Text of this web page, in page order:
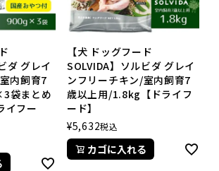
ダ グレイ
内飼育7
袋まとめ
イフー
【犬 ドッグフード
SOLVIDA】ソルビダ グレイ
ンフリーチキン/室内飼育7
歳以上用/1.8kg【ドライフ
ード】
¥5,632税込
カゴに入れる